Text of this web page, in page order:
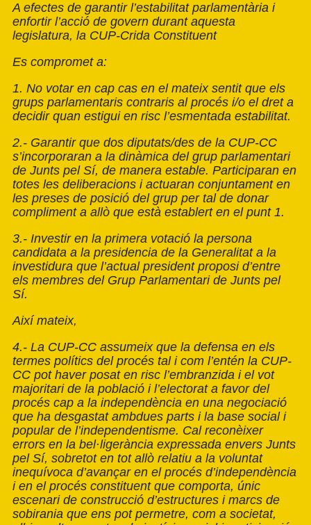
A efectes de garantir l’estabilitat parlamentària i
enfortir l’acció de govern durant aquesta
legislatura, la CUP-Crida Constituent
Es compromet a:
1. No votar en cap cas en el mateix sentit que els
grups parlamentaris contraris al procés i/o el dret a
decidir quan estigui en risc l’esmentada estabilitat.
2.- Garantir que dos diputats/des de la CUP-CC
s’incorporaran a la dinàmica del grup parlamentari
de Junts pel Sí, de manera estable. Participaran en
totes les deliberacions i actuaran conjuntament en
les preses de posició del grup per tal de donar
compliment a allò que està establert en el punt 1.
3.- Investir en la primera votació la persona
candidata a la presidencia de la Generalitat a la
investidura que l’actual president proposi d’entre
els membres del Grup Parlamentari de Junts pel
Sí.
Així mateix,
4.- La CUP-CC assumeix que la defensa en els
termes polítics del procés tal i com l’entén la CUP-
CC pot haver posat en risc l’embranzida i el vot
majoritari de la població i l’electorat a favor del
procés cap a la independència en una negociació
que ha desgastat ambdues parts i la base social i
popular de l’independentisme. Cal reconèixer
errors en la bel·ligerància expressada envers Junts
pel Sí, sobretot en tot allò relatiu a la voluntat
inequívoca d’avançar en el procés d’independència
i en el procés constituent que comporta, únic
escenari de construcció d’estructures i marcs de
sobirania que ens pot permetre, com a societat,